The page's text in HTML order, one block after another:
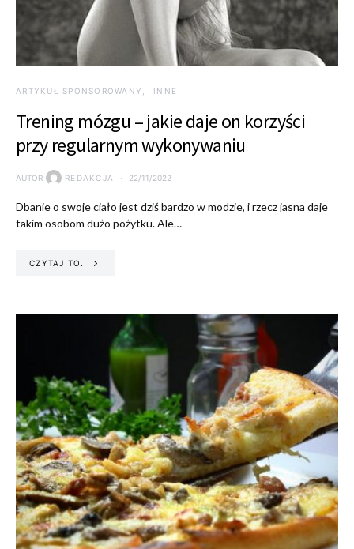
ARTYKUŁ SPONSOROWANY INNE
Trening mózgu – jakie daje on korzyści
przy regularnym wykonywaniu
AUTOR REDAKCJA 22/11/2022
Dbanie o swoje ciało jest dziś bardzo w modzie, i rzecz jasna daje
takim osobom dużo pożytku. Ale…
CZYTAJ TO.